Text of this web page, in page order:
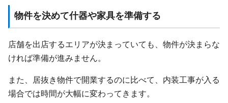
物件を決めて什器や家具を準備する
店舗を出店するエリアが決まっていても、物件が決まらな
ければ準備が進みません。
また、居抜き物件で開業するのに比べて、内装工事が入る
場合では時間が大幅に変わってきます。